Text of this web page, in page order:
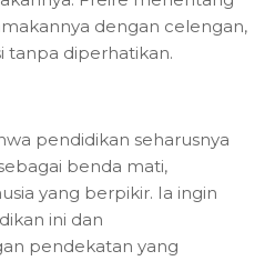
dengan celengan,
tanpa diperhatikan.
pendidikan seharusnya
benda mati,
yang berpikir. Ia ingin
ini dan
pendekatan yang